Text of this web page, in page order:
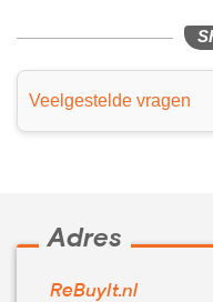
Veelgestelde vragen
Adres
ReBuyIt.nl